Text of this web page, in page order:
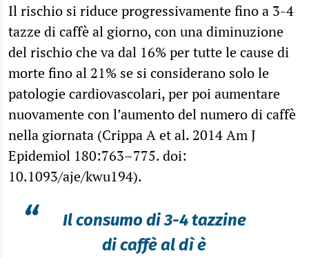
Il rischio si riduce progressivamente fino a 3-4
tazze di caffè al giorno, con una diminuzione
del rischio che va dal 16% per tutte le cause di
morte fino al 21% se si considerano solo le
patologie cardiovascolari, per poi aumentare
nuovamente con l’aumento del numero di caffè
nella giornata (Crippa A et al. 2014 Am J
Epidemiol 180:763–775. doi:
10.1093/aje/kwu194).
“
Il consumo di 3-4 tazzine
di caffè al dì è